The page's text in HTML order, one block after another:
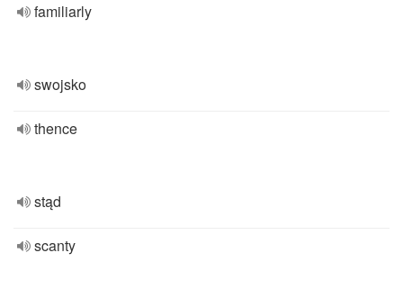
familiarly
swojsko
thence
stąd
scanty